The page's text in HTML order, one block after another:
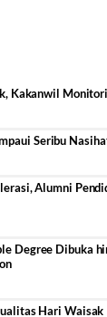
Kakanwil
Seribu
Alumni
Degree Dibuka
Hari Waisak